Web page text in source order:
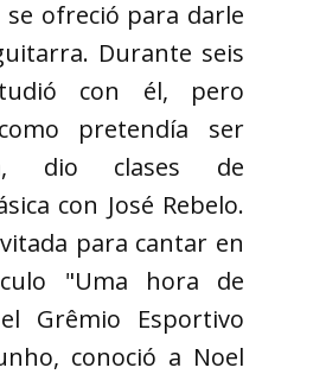
se ofreció para darle
Durante seis
con él, pero
pretendía ser
dio clases de
con José Rebelo.
para cantar en
"Uma hora de
Grêmio Esportivo
conoció a Noel